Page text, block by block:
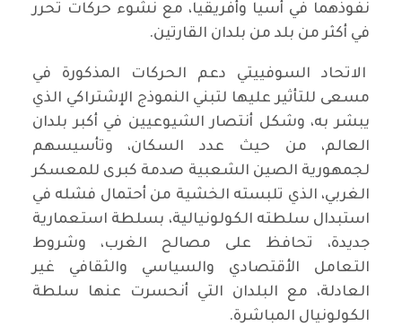
نفوذهما في أسيا وأفريقيا، مع نشوء حركات تحرر
في أكثر من بلد من بلدان القارتين.
الاتحاد السوفييتي دعم الحركات المذكورة في
مسعى للتأثير عليها لتبني النموذج الإشتراكي الذي
يبشر به، وشكل أنتصار الشيوعيين في أكبر بلدان
العالم، من حيث عدد السكان، وتأسيسهم
لجمهورية الصين الشعبية صدمة كبرى للمعسكر
الغربي، الذي تلبسته الخشية من أحتمال فشله في
استبدال سلطته الكولونيالية، بسلطة استعمارية
جديدة، تحافظ على مصالح الغرب، وشروط
التعامل الأقتصادي والسياسي والثقافي غير
العادلة، مع البلدان التي أنحسرت عنها سلطة
الكولونيال المباشرة.